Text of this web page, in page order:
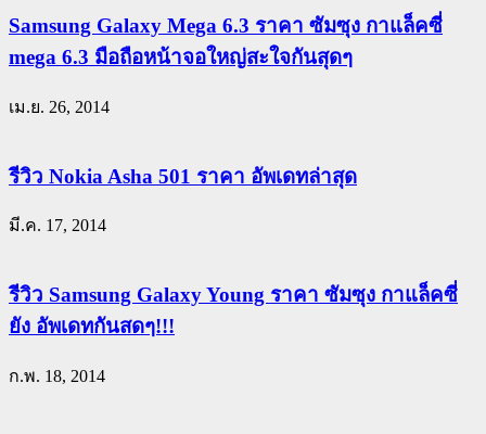
Samsung Galaxy Mega 6.3 ราคา ซัมซุง กาแล็คซี่
mega 6.3 มือถือหน้าจอใหญ่สะใจกันสุดๆ
เม.ย. 26, 2014
รีวิว Nokia Asha 501 ราคา อัพเดทล่าสุด
มี.ค. 17, 2014
รีวิว Samsung Galaxy Young ราคา ซัมซุง กาแล็คซี่
ยัง อัพเดทกันสดๆ!!!
ก.พ. 18, 2014